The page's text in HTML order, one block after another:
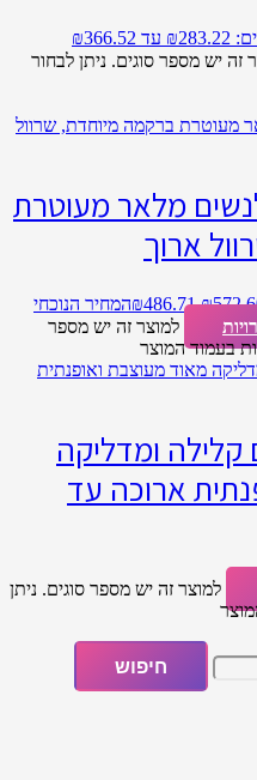
זה יש מספר סוגים. ניתן לבחור
מלאר מעוטרת
ארוך
₪486.71
המחיר הנוכחי
למוצר זה יש מספר
בעמוד המוצר
ומדליקה
ארוכה עד
למוצר זה יש מספר סוגים. ניתן
חיפוש